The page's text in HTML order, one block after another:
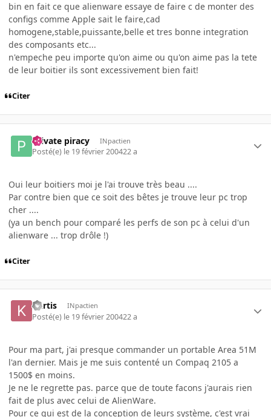
bin en fait ce que alienware essaye de faire c de monter des
configs comme Apple sait le faire,cad
homogene,stable,puissante,belle et tres bonne integration
des composants etc...
n'empeche peu importe qu'on aime ou qu'on aime pas la tete
de leur boitier ils sont excessivement bien fait!
Citer
Private piracy INpactien
Posté(e) le 19 février 200422 a
Oui leur boitiers moi je l'ai trouve très beau ....
Par contre bien que ce soit des bêtes je trouve leur pc trop
cher ....
(ya un bench pour comparé les perfs de son pc à celui d'un
alienware ... trop drôle !)
Citer
kurtis INpactien
Posté(e) le 19 février 200422 a
Pour ma part, j'ai presque commander un portable Area 51M
l'an dernier. Mais je me suis contenté un Compaq 2105 a
1500$ en moins.
Je ne le regrette pas. parce que de toute facons j'aurais rien
fait de plus avec celui de AlienWare.
Pour ce qui est de la conception de leurs système, c'est vrai